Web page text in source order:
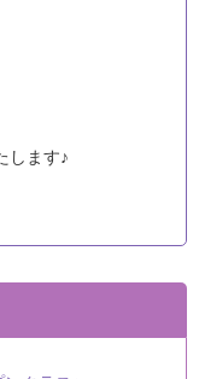
します♪